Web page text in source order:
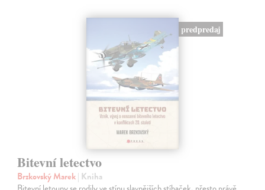
predpredaj
Bitevní letectvo
Brzkovský Marek| Kniha